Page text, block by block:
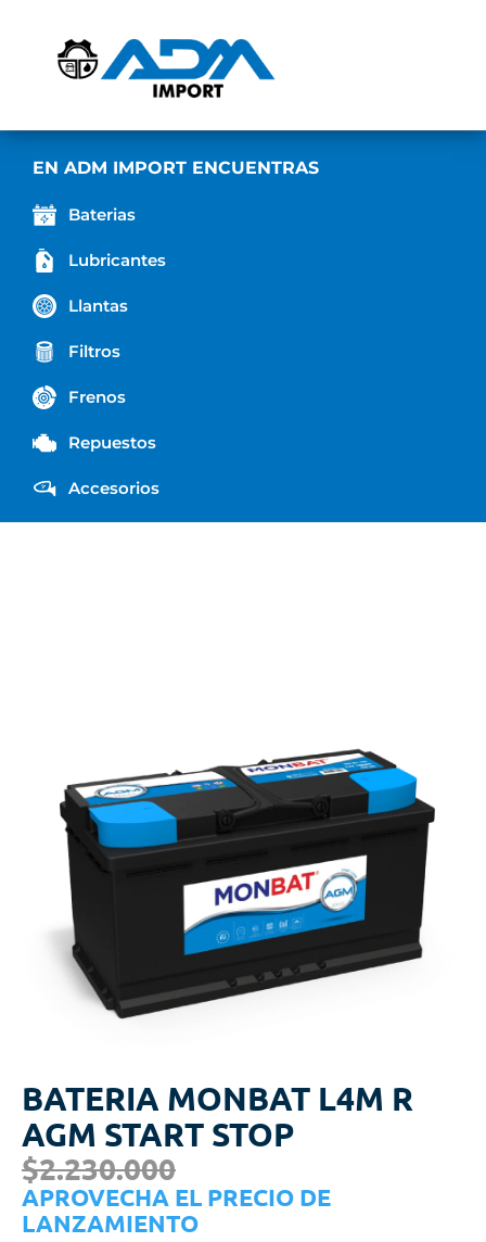
EN ADM IMPORT ENCUENTRAS
Baterias
Lubricantes
Llantas
Filtros
Frenos
Repuestos
Accesorios
BATERIA MONBAT L4M R
AGM START STOP
$2.230.000
APROVECHA EL PRECIO DE
LANZAMIENTO